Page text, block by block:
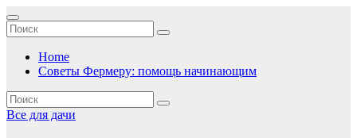
Перейти
к
содержимому
Home
Советы Фермеру: помощь начинающим
Все для дачи